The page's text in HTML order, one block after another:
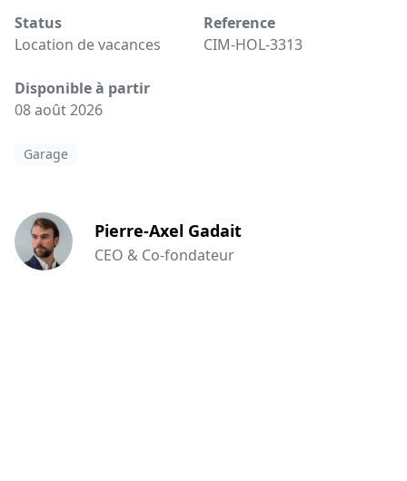
Status
Location de vacances
Reference
CIM-HOL-3313
Disponible à partir
08 août 2026
Garage
Pierre-Axel Gadait
CEO & Co-fondateur